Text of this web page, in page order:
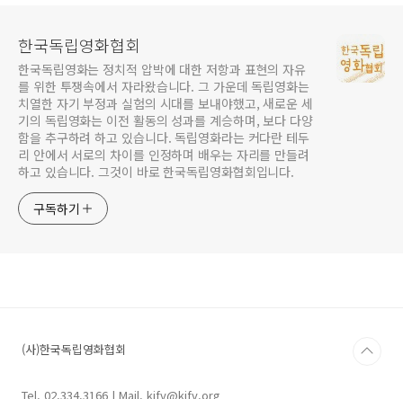
한국독립영화협회
한국독립영화는 정치적 압박에 대한 저항과 표현의 자유
를 위한 투쟁속에서 자라왔습니다. 그 가운데 독립영화는
치열한 자기 부정과 실험의 시대를 보내야했고, 새로운 세
기의 독립영화는 이전 활동의 성과를 계승하며, 보다 다양
함을 추구하려 하고 있습니다. 독립영화라는 커다란 테두
리 안에서 서로의 차이를 인정하며 배우는 자리를 만들려
하고 있습니다. 그것이 바로 한국독립영화협회입니다.
구독하기
(사)한국독립영화협회
Tel. 02.334.3166 | Mail. kifv@kifv.org